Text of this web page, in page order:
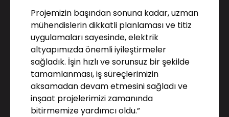
Projemizin başından sonuna kadar, uzman
mühendislerin dikkatli planlaması ve titiz
uygulamaları sayesinde, elektrik
altyapımızda önemli iyileştirmeler
sağladık. İşin hızlı ve sorunsuz bir şekilde
tamamlanması, iş süreçlerimizin
aksamadan devam etmesini sağladı ve
inşaat projelerimizi zamanında
bitirmemize yardımcı oldu.”